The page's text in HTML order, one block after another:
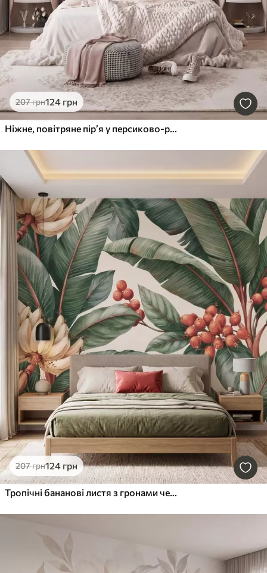
207грн124 грн
Ніжне, повітряне пір’я у персиково-рожевій мряці з мерехтінням
207грн124 грн
Тропічні бананові листя з гронами червоних кавових ягід, у стилі акварелі